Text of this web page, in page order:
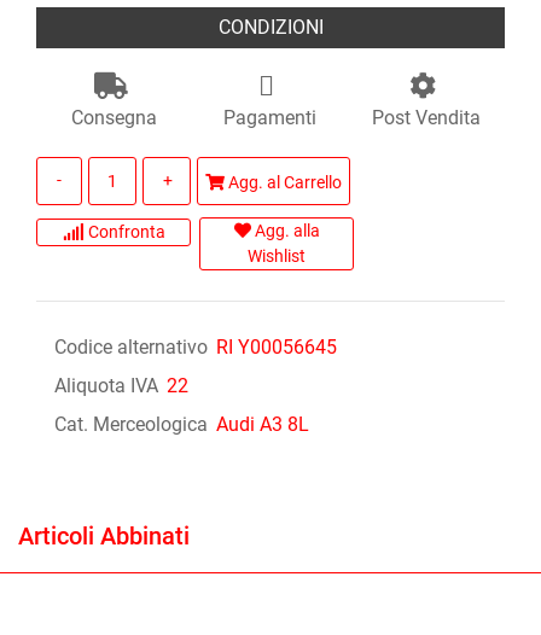
CONDIZIONI
Consegna Pagamenti Post Vendita
Agg. al Carrello
Confronta
Agg. alla
Wishlist
Codice alternativo RI Y00056645
Aliquota IVA 22
Cat. Merceologica Audi A3 8L
Articoli Abbinati